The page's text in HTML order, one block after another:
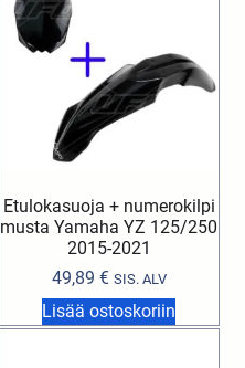
Etulokasuoja + numerokilpi
musta Yamaha YZ 125/250
2015-2021
49,89 € SIS. ALV
Lisää ostoskoriin